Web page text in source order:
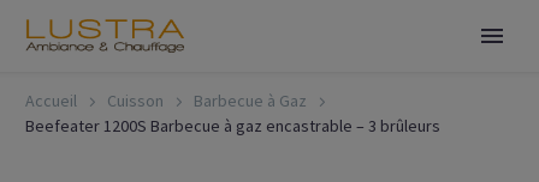
Accueil Cuisson
Barbecue à Gaz
Beefeater 1200S Barbecue à gaz encastrable – 3 brûleurs